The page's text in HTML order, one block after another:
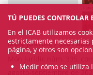
MÓN JURÍDIC / 336 -
agosto-septiembre de
TÚ PUEDES CONTROLAR
En el ICAB utilizamos
estrictamente
página, y otros son
Medir cómo se utiliza